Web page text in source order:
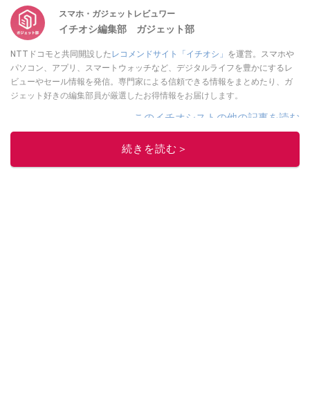
スマホ・ガジェットレビュワー
イチオシ編集部 ガジェット部
NTTドコモと共同開設した レコメンドサイト「イチオシ」 を運営。スマホや
パソコン、アプリ、スマートウォッチなど、デジタルライフを豊かにするレ
ビューやセール情報を発信。専門家による信頼できる情報をまとめたり、ガ
ジェット好きの編集部員が厳選したお得情報をお届けします。
このイチオシストの他の記事を読む
続きを読む＞